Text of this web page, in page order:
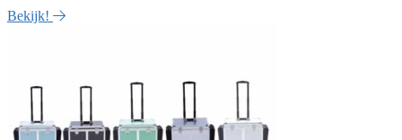
Bekijk!